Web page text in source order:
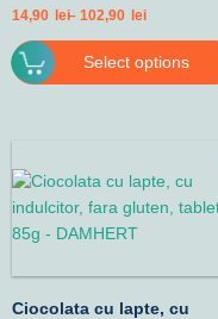
14,90 lei– 102,90 lei
Select options
Ciocolata cu lapte, cu